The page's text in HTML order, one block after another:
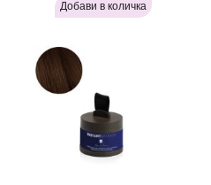
Blonde H645